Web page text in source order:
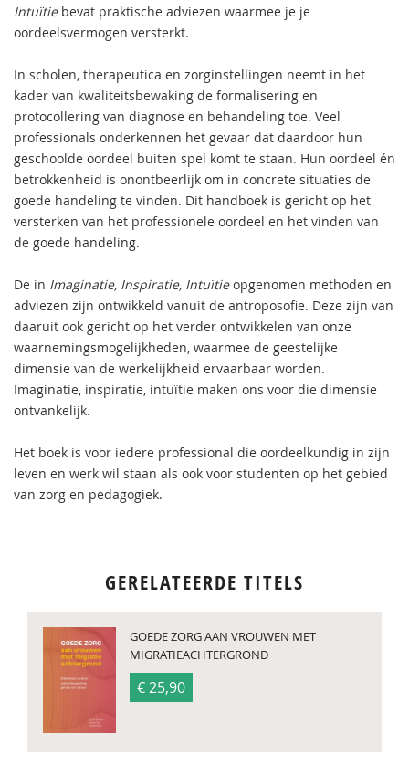
Intuïtiebevat praktische adviezen waarmee je je
oordeelsvermogen versterkt.
In scholen, therapeutica en zorginstellingen neemt in het
kader van kwaliteitsbewaking de formalisering en
protocollering van diagnose en behandeling toe. Veel
professionals onderkennen het gevaar dat daardoor hun
geschoolde oordeel buiten spel komt te staan. Hun oordeel én
betrokkenheid is onontbeerlijk om in concrete situaties de
goede handeling te vinden. Dit handboek is gericht op het
versterken van het professionele oordeel en het vinden van
de goede handeling.
De in Imaginatie, Inspiratie, Intuïtieopgenomen methoden en
adviezen zijn ontwikkeld vanuit de antroposofie. Deze zijn van
daaruit ook gericht op het verder ontwikkelen van onze
waarnemingsmogelijkheden, waarmee de geestelijke
dimensie van de werkelijkheid ervaarbaar worden.
Imaginatie, inspiratie, intuïtie maken ons voor die dimensie
ontvankelijk.
Het boek is voor iedere professional die oordeelkundig in zijn
leven en werk wil staan als ook voor studenten op het gebied
van zorg en pedagogiek.
GERELATEERDE TITELS
GOEDE ZORG AAN VROUWEN MET
MIGRATIEACHTERGROND
€ 25,90